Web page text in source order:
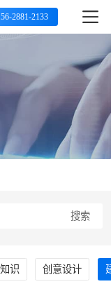
2881-2133
搜索
识 创意设计